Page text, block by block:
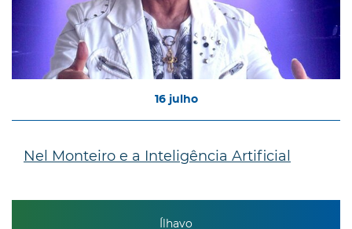
16 julho
Nel Monteiro e a Inteligência Artificial
Ílhavo